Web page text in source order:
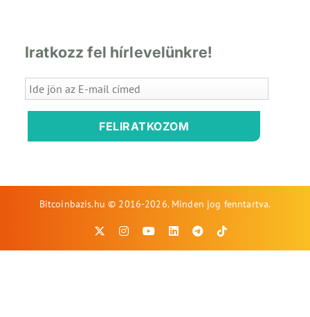
Iratkozz fel hírlevelünkre!
FELIRATKOZOM
Bitcoinbazis.hu © 2016-2026. Minden jog fenntartva.